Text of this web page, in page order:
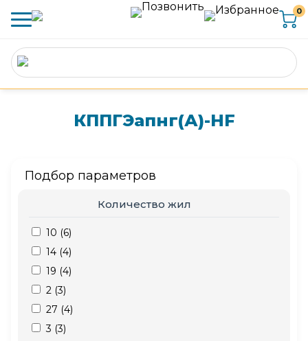
0
КППГЭапнг(А)-HF
Подбор параметров
Количество жил
10 (6)
14 (4)
19 (4)
2 (3)
27 (4)
3 (3)